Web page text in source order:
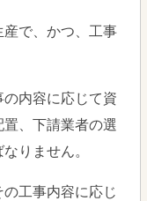
で、かつ、工事
内容に応じて資
、下請業者の選
りません。
工事内容に応じ